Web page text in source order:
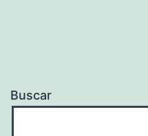
Buscar